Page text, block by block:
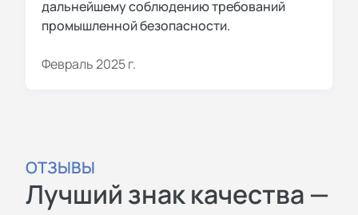
дальнейшему соблюдению требований
промышленной безопасности.
Февраль 2025 г.
ОТЗЫВЫ
Лучший знак качества —